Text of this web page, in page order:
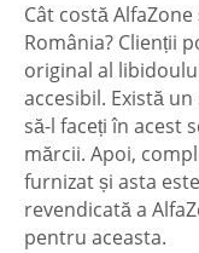
Cât costă
România? Clienții
original al
accesibil. Există
să-l faceți în acest
mărcii. Apoi,
furnizat și asta
revendicată a
pentru aceasta.